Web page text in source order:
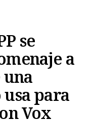
se
a
para
Vox